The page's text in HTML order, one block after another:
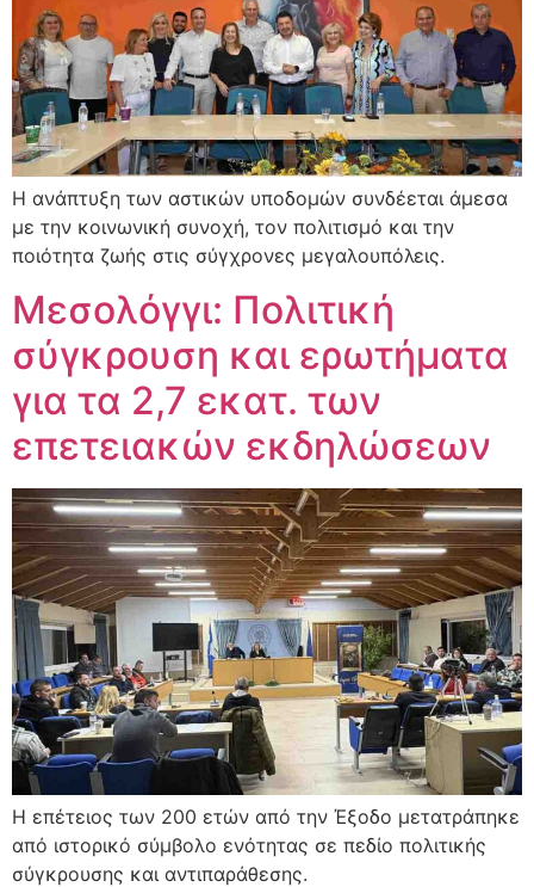
Η ανάπτυξη των αστικών υποδομών συνδέεται άμεσα
με την κοινωνική συνοχή, τον πολιτισμό και την
ποιότητα ζωής στις σύγχρονες μεγαλουπόλεις.
Μεσολόγγι: Πολιτική
σύγκρουση και ερωτήματα
για τα 2,7 εκατ. των
επετειακών εκδηλώσεων
Η επέτειος των 200 ετών από την Έξοδο μετατράπηκε
από ιστορικό σύμβολο ενότητας σε πεδίο πολιτικής
σύγκρουσης και αντιπαράθεσης.